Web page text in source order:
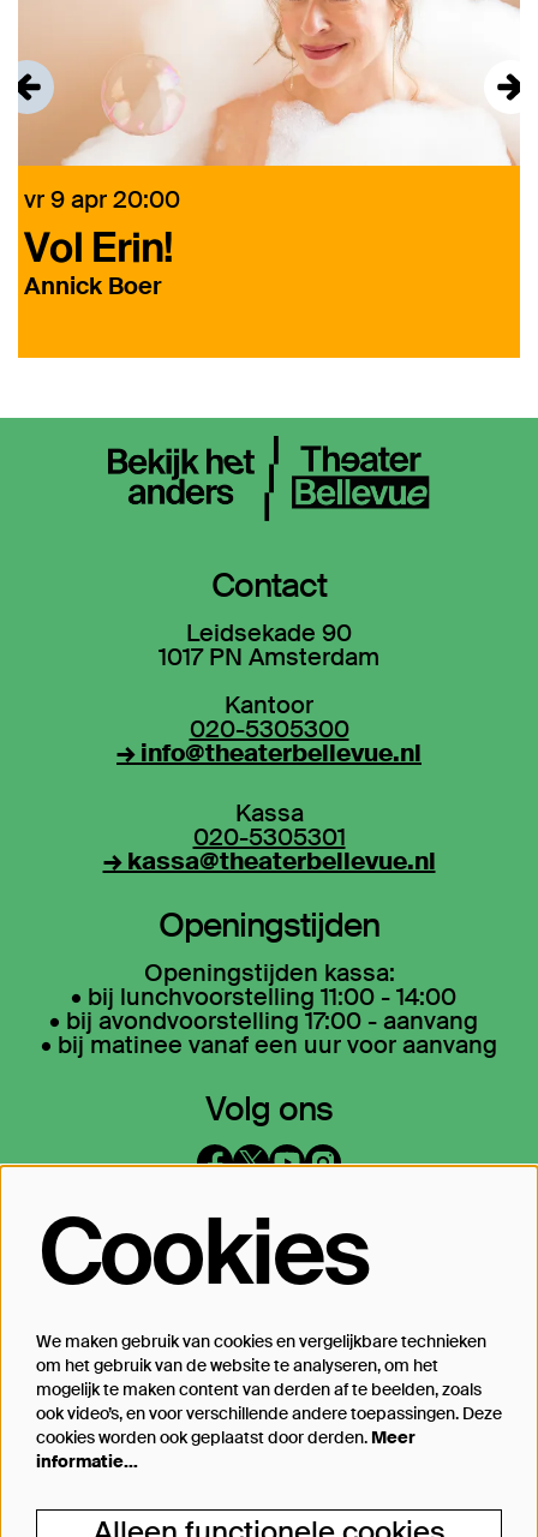
Vol Erin!
Annick Boer
vr 9 apr20:00
Contact
Leidsekade 90
1017 PN Amsterdam
Kantoor
020-5305300
→ info@theaterbellevue.nl
Kassa
020-5305301
→ kassa@theaterbellevue.nl
Openingstijden
Openingstijden kassa:
• bij lunchvoorstelling 11:00 - 14:00
• bij avondvoorstelling 17:00 - aanvang
• bij matinee vanaf een uur voor aanvang
Volg ons
Op de hoogte blijven?
Inschrijven
Steun Theater Bellevue
Cookies
We maken gebruik van cookies en vergelijkbare technieken
om het gebruik van de website te analyseren, om het
mogelijk te maken content van derden af te beelden, zoals
ook video’s, en voor verschillende andere toepassingen. Deze
cookies worden ook geplaatst door derden. Meer
informatie…